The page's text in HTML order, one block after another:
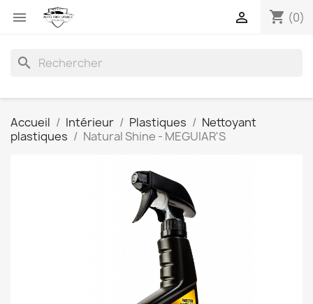
 shopping_cart (0)

search
Accueil Intérieur Plastiques
Nettoyant
plastiques
Natural Shine - MEGUIAR'S